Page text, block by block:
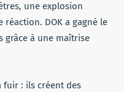
une explosion
DOK a gagné le
grâce à une maîtrise
fuir : ils créent des